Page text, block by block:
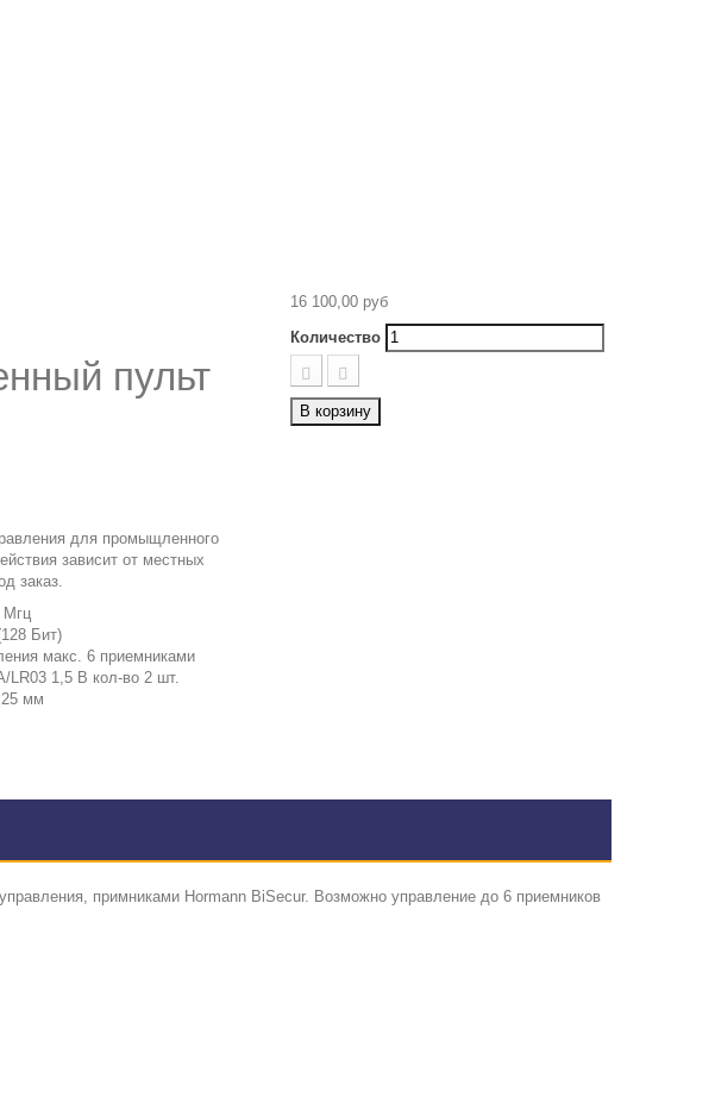
пульт
для промыщленного
зависит от местных
заказ.
Мгц
Бит)
макс. 6 приемниками
LR03 1,5 В кол-во 2 шт.
мм
16 100,00 руб
Количество
В корзину
примниками Hormann BiSecur. Возможно управление до 6 приемников